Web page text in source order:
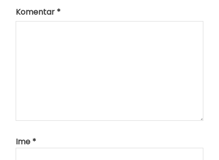
Komentar *
Ime *